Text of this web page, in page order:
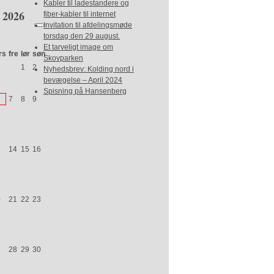
2026
fre lør søn
1
2
7 8 9
14 15 16
21 22 23
28 29 30
Kabler til ladestandere og
fiber-kabler til internet
Invitation til afdelingsmøde
torsdag den 29 august.
Et tarveligt image om
Skovparken
Nyhedsbrev: Kolding nord i
bevægelse – April 2024
Spisning på Hansenberg